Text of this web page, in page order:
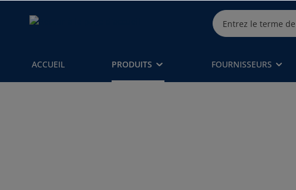
ACCUEIL PRODUITS FOURNISSEURS